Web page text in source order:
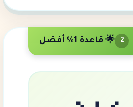
2 🌟 قاعدة 1% أفضل